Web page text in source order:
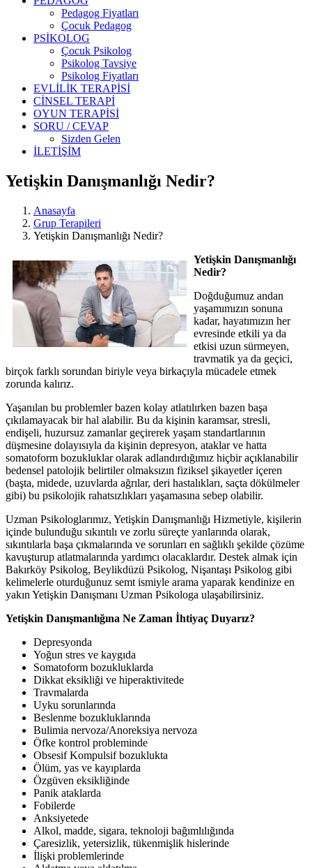
Pedagog Fiyatları
Çocuk Pedagog
PSİKOLOG
Çocuk Psikolog
Psikolog Tavsiye
Psikolog Fiyatları
EVLİLİK TERAPİSİ
CİNSEL TERAPİ
OYUN TERAPİSİ
SORU / CEVAP
Sizden Gelen
İLETİŞİM
Yetişkin Danışmanlığı Nedir?
Anasayfa
Grup Terapileri
Yetişkin Danışmanlığı Nedir?
Yetişkin Danışmanlığı
Nedir?
Doğduğumuz andan
yaşamımızın sonuna
kadar, hayatımızın her
evresinde etkili ya da
etkisi uzun sürmeyen,
travmatik ya da geçici,
birçok farklı sorundan biriyle veya birkaçıyla mücadele etmek
zorunda kalırız.
Yaşanılan bu problemler bazen kolay atlatılırken bazen başa
çıkılamayacak bir hal alabilir. Bu da kişinin karamsar, stresli,
endişeli, huzursuz zamanlar geçirerek yaşam standartlarının
düşmesine dolayısıyla da kişinin depresyon, ataklar ve hatta
somatoform bozukluklar olarak adlandırdığımız hiçbir açıklanabilir
bedensel patolojik belirtiler olmaksızın fiziksel şikayetler içeren
(başta, midede, uzuvlarda ağrılar, deri hastalıkları, saçta dökülmeler
gibi) bu psikolojik rahatsızlıkları yaşamasına sebep olabilir.
Uzman Psikologlarımız, Yetişkin Danışmanlığı Hizmetiyle, kişilerin
içinde bulunduğu sıkıntılı ve zorlu süreçte yanlarında olarak,
sıkıntılarla başa çıkmalarında ve sorunları en sağlıklı şekilde çözüme
kavuşturup atlatmalarında yardımcı olacaklardır. Destek almak için
Bakırköy Psikolog, Beylikdüzü Psikolog, Nişantaşı Psikolog gibi
kelimelerle oturduğunuz semt ismiyle arama yaparak kendinize en
yakın Yetişkin Danışmanı Uzman Psikologa ulaşabilirsiniz.
Yetişkin Danışmanlığına Ne Zaman İhtiyaç Duyarız?
Depresyonda
Yoğun stres ve kaygıda
Somatoform bozukluklarda
Dikkat eksikliği ve hiperaktivitede
Travmalarda
Uyku sorunlarında
Beslenme bozukluklarında
Bulimia nervoza/Anoreksiya nervoza
Öfke kontrol probleminde
Obsesif Kompulsif bozuklukta
Ölüm, yas ve kayıplarda
Özgüven eksikliğinde
Panik ataklarda
Fobilerde
Anksiyetede
Alkol, madde, sigara, teknoloji bağımlılığında
Çaresizlik, yetersizlik, tükenmişlik hislerinde
İlişki problemlerinde